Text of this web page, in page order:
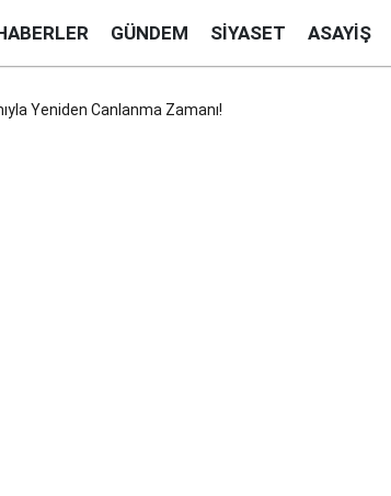
GÜNDEM SIYASET ASAYIŞ
Yeniden Canlanma Zamanı!